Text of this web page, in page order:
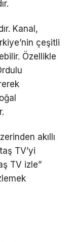
Kanal,
çeşitli
Özellikle
akıllı
TV’yi
TV izle”